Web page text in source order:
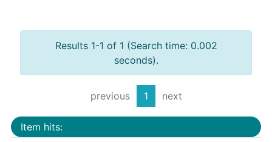
Results 1-1 of 1 (Search time: 0.002
seconds).
previous 1 next
Item hits: